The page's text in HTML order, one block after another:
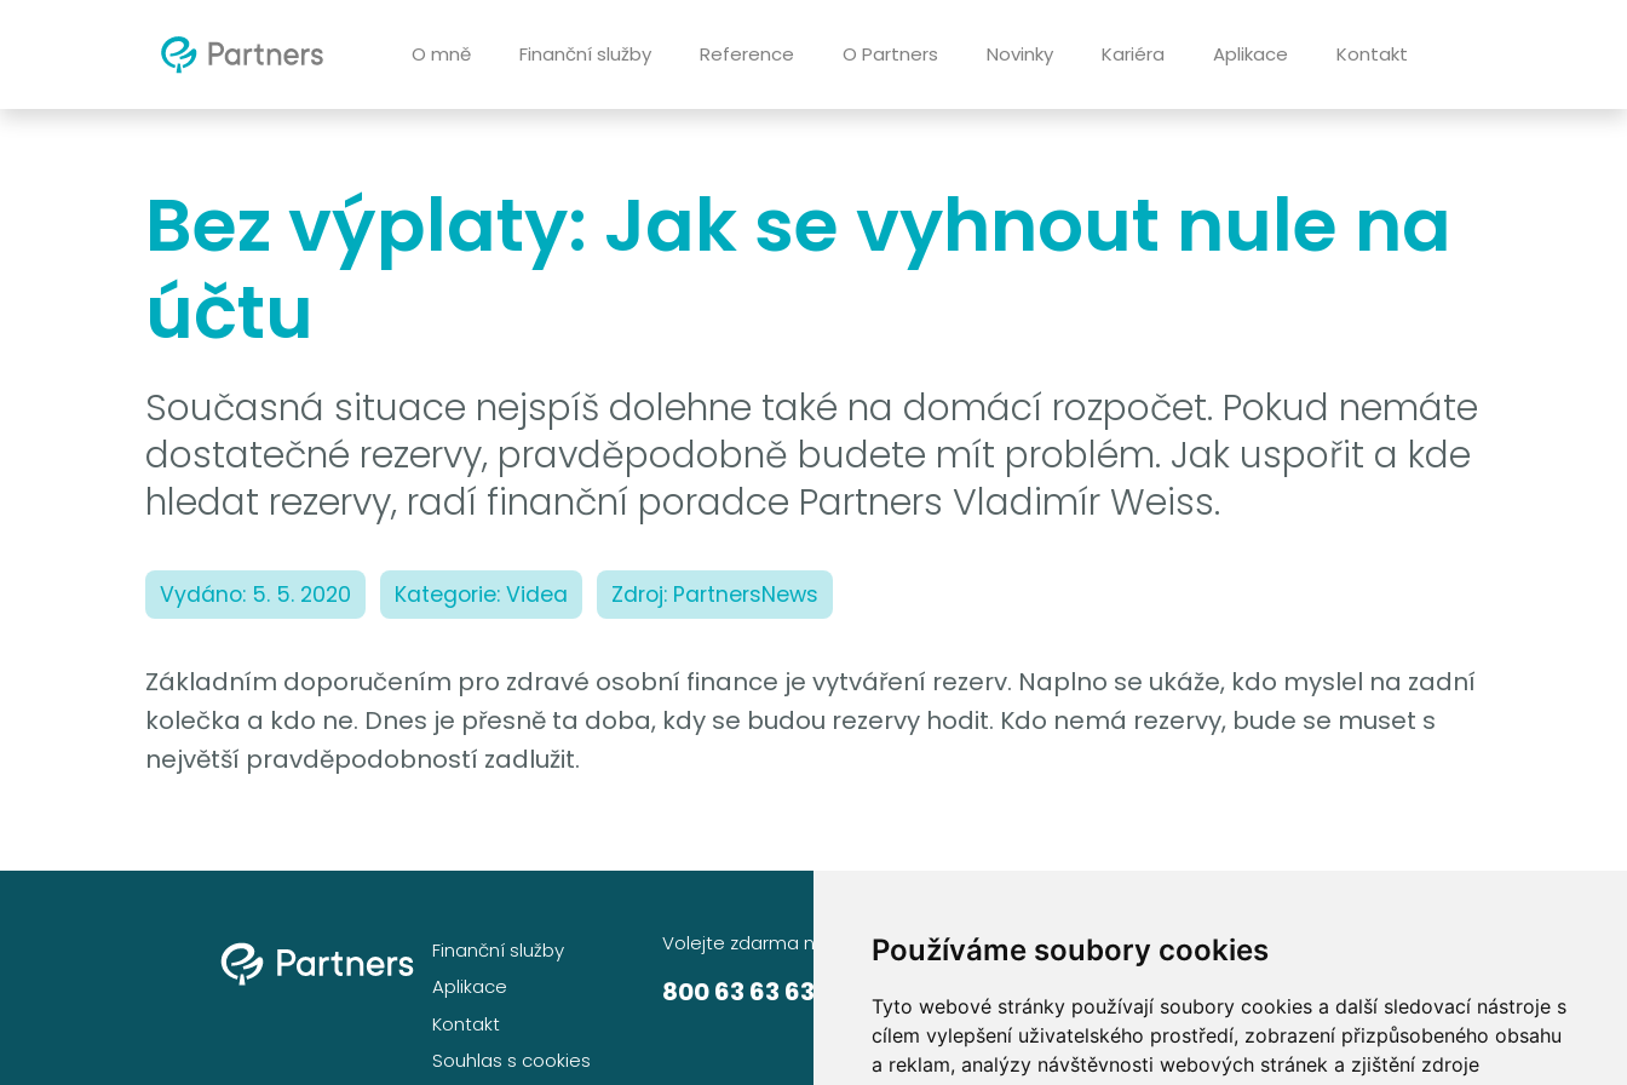
Používáme soubory cookies
Tyto webové stránky používají soubory cookies a další sledovací nástroje s
cílem vylepšení uživatelského prostředí, zobrazení přizpůsobeného obsahu
a reklam, analýzy návštěvnosti webových stránek a zjištění zdroje
O mně Finanční služby Reference O Partners Novinky Kariéra Aplikace Kontakt
Bez výplaty: Jak se vyhnout nule na
účtu
Současná situace nejspíš dolehne také na domácí rozpočet. Pokud nemáte
dostatečné rezervy, pravděpodobně budete mít problém. Jak uspořit a kde
hledat rezervy, radí finanční poradce Partners Vladimír Weiss.
Vydáno: 5. 5. 2020 Kategorie: Videa Zdroj: PartnersNews
Základním doporučením pro zdravé osobní finance je vytváření rezerv. Naplno se ukáže, kdo myslel na zadní
kolečka a kdo ne. Dnes je přesně ta doba, kdy se budou rezervy hodit. Kdo nemá rezervy, bude se muset s
největší pravděpodobností zadlužit.
Finanční služby
Aplikace
Kontakt
Souhlas s cookies
Volejte zdarma na
800 63 63 63
Sídlo společnosti
Prague Gate, 4. patro,
Türkova 2319/5b, 149 00
Praha 4 – Chodov